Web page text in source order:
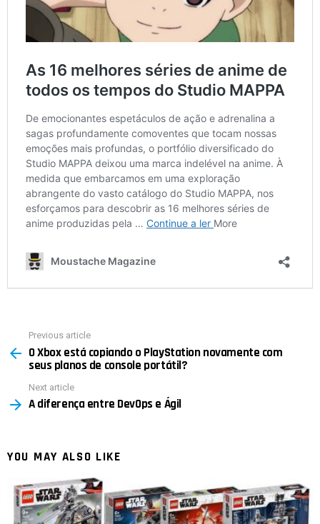
more
Previous article
O Xbox está copiando o PlayStation novamente com
seus planos de console portátil?
Next article
A diferença entre DevOps e Ágil
YOU MAY ALSO LIKE